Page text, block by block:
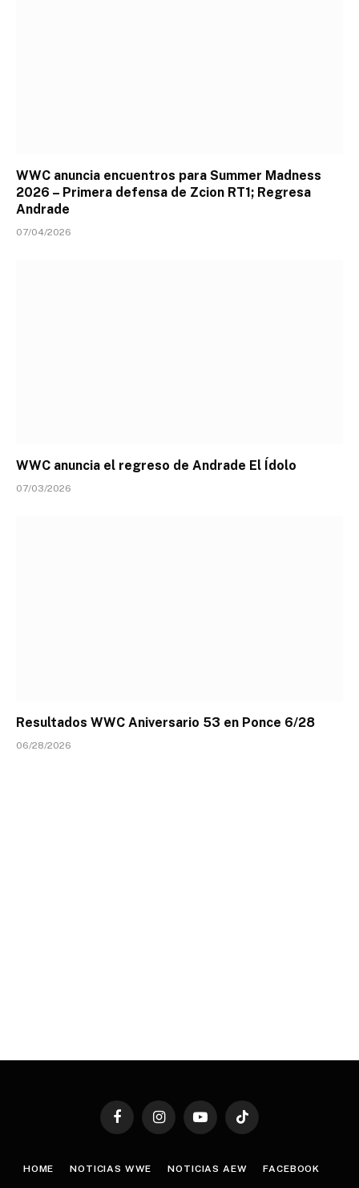
WWC anuncia encuentros para Summer Madness
2026 – Primera defensa de Zcion RT1; Regresa
Andrade
07/04/2026
WWC anuncia el regreso de Andrade El Ídolo
07/03/2026
Resultados WWC Aniversario 53 en Ponce 6/28
06/28/2026
FacebookInstagramYouTubeTikTok
HOME NOTICIAS WWE NOTICIAS AEW FACEBOOK